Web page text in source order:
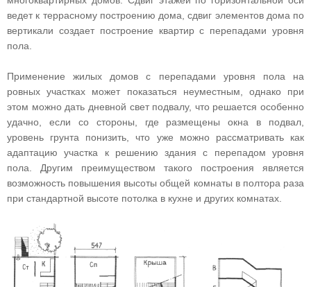
ведет к террасному построению дома, сдвиг элементов дома по
вертикали создает построение квартир с перепадами уровня
пола.
Применение жилых домов с перепадами уровня пола на
ровных участках может показаться неуместным, однако при
этом можно дать дневной свет подвалу, что решается особенно
удачно, если со стороны, где размещены окна в подвал,
уровень грунта понизить, что уже можно рассматривать как
адаптацию участка к решению здания с перепадом уровня
пола. Другим преимуществом такого построения является
возможность повышения высоты общей комнаты в полтора раза
при стандартной высоте потолка в кухне и других комнатах.